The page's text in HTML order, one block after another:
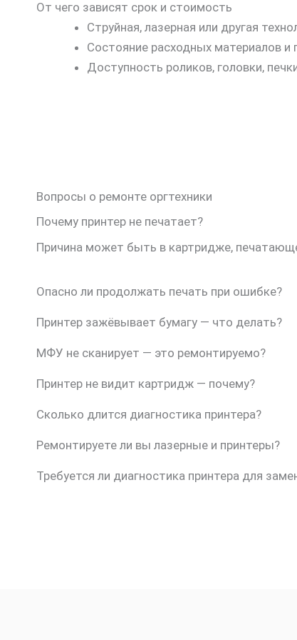
От чего зависят срок и стоимость
Струйная, лазерная или другая
Состояние расходных материалов и
Доступность роликов, головки,
Вопросы о ремонте оргтехники
Почему принтер не печатает?
Причина может быть в картридже,
Опасно ли продолжать печать при ошибке?
Принтер зажёвывает бумагу — что делать?
МФУ не сканирует — это ремонтируемо?
Принтер не видит картридж — почему?
Сколько длится диагностика принтера?
Ремонтируете ли вы лазерные и принтеры?
Требуется ли диагностика принтера для